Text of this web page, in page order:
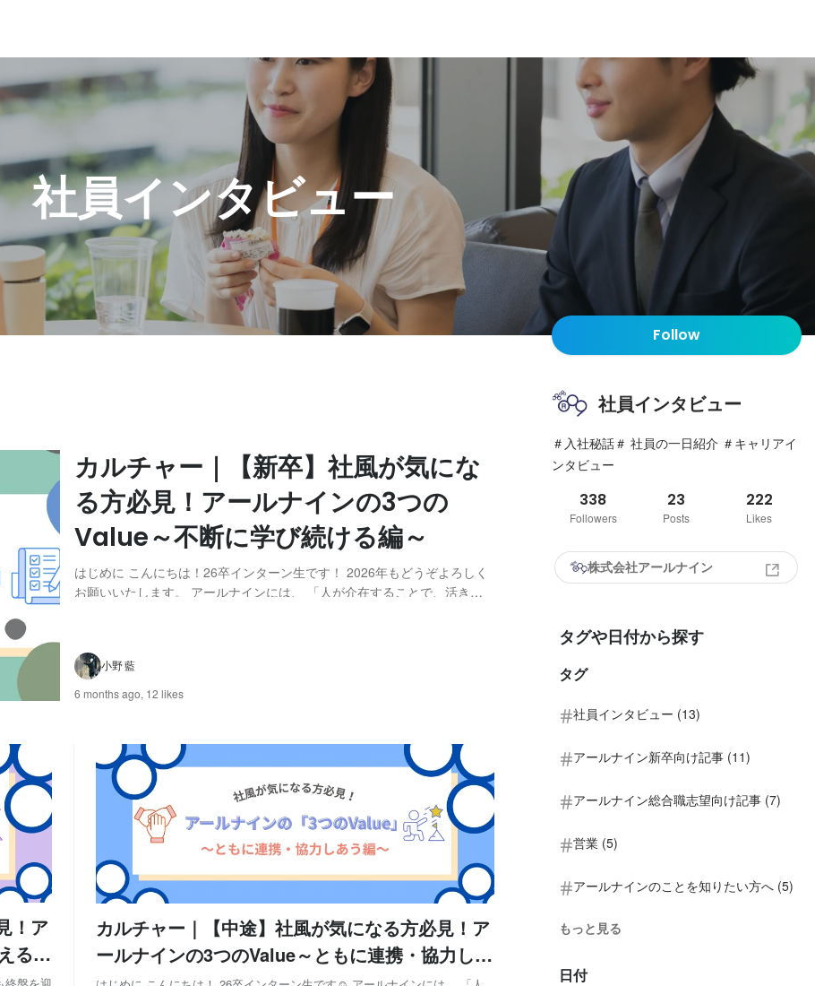
社員インタビュー
カルチャー｜【新卒】社風が気にな
る方必見！アールナインの3つの
Value～不断に学び続ける編～
はじめに こんにちは！26卒インターン生です！ 2026年もどうぞよろしく
お願いいたします。 アールナインには、 「人が介在することで、活き生
ける 今回の記事では、...
小野 藍
6 months ago, 12 likes
！ア
る編
カルチャー｜【中途】社風が気になる方必見！ア
ールナインの3つのValue～ともに連携・協力しあ
Follow
社員インタビュー
＃入社秘話＃ 社員の一日紹介 ＃キャリアイ
ンタビュー
338
Followers
23
Posts
222
Likes
株式会社アールナイン
タグや日付から探す
タグ
社員インタビュー (13)
アールナイン新卒向け記事 (11)
アールナイン総合職志望向け記事 (7)
営業 (5)
アールナインのことを知りたい方へ (5)
もっと見る
日付